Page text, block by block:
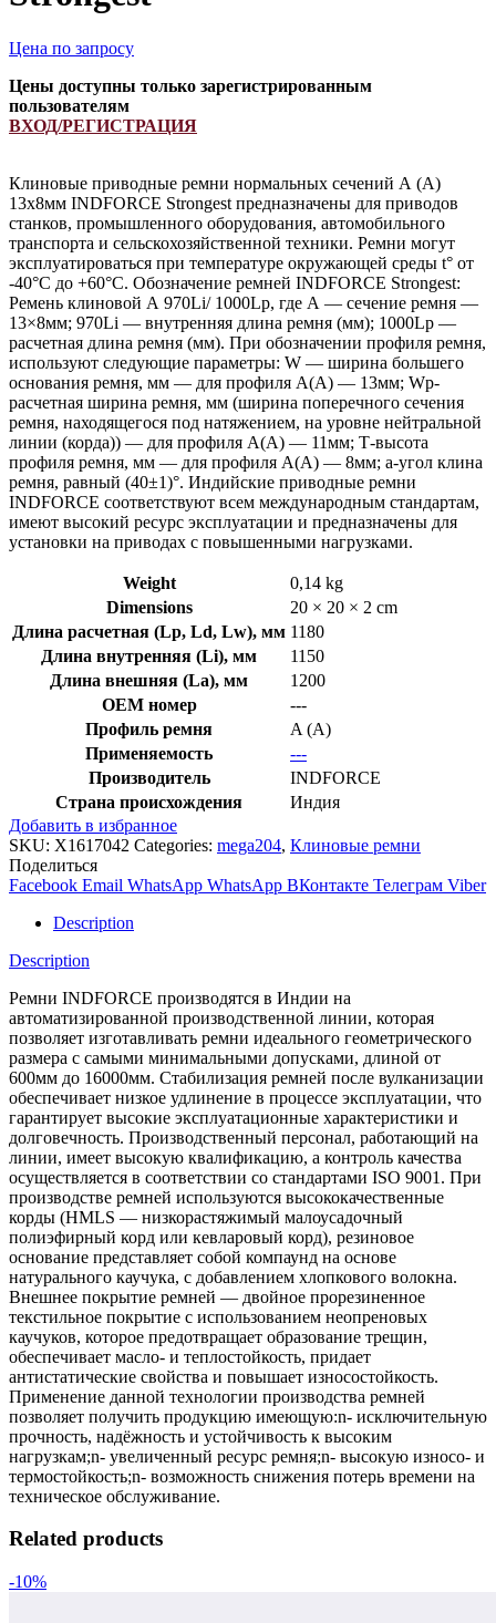
Цена по запросу
Цены доступны только зарегистрированным
пользователям
ВХОД/РЕГИСТРАЦИЯ
Клиновые приводные ремни нормальных сечений А (А)
13х8мм INDFORCE Strongest предназначены для приводов
станков, промышленного оборудования, автомобильного
транспорта и сельскохозяйственной техники. Ремни могут
эксплуатироваться при температуре окружающей среды t° от
-40°С до +60°С. Обозначение ремней INDFORCE Strongest:
Ремень клиновой А 970Li/ 1000Lp, где А — сечение ремня —
13×8мм; 970Li — внутренняя длина ремня (мм); 1000Lp —
расчетная длина ремня (мм). При обозначении профиля ремня,
используют следующие параметры: W — ширина большего
основания ремня, мм — для профиля А(А) — 13мм; Wp-
расчетная ширина ремня, мм (ширина поперечного сечения
ремня, находящегося под натяжением, на уровне нейтральной
линии (корда)) — для профиля А(А) — 11мм; Т-высота
профиля ремня, мм — для профиля А(А) — 8мм; a-угол клина
ремня, равный (40±1)°. Индийские приводные ремни
INDFORCE соответствуют всем международным стандартам,
имеют высокий ресурс эксплуатации и предназначены для
установки на приводах с повышенными нагрузками.
Weight
0,14 kg
Dimensions
20 × 20 × 2 cm
Длина расчетная (Lp, Ld, Lw), мм 1180
Длина внутренняя (Li), мм
1150
Длина внешняя (La), мм
1200
OEM номер
---
Профиль ремня
A (A)
Применяемость
---
Производитель
INDFORCE
Страна происхождения
Индия
Добавить в избранное
SKU: X1617042 Categories: mega204, Клиновые ремни
Поделиться
Facebook Email WhatsApp WhatsApp ВКонтакте Телеграм Viber
Description
Description
Ремни INDFORCE производятся в Индии на
автоматизированной производственной линии, которая
позволяет изготавливать ремни идеального геометрического
размера с самыми минимальными допусками, длиной от
600мм до 16000мм. Стабилизация ремней после вулканизации
обеспечивает низкое удлинение в процессе эксплуатации, что
гарантирует высокие эксплуатационные характеристики и
долговечность. Производственный персонал, работающий на
линии, имеет высокую квалификацию, а контроль качества
осуществляется в соответствии со стандартами ISO 9001. При
производстве ремней используются высококачественные
корды (HMLS — низкорастяжимый малоусадочный
полиэфирный корд или кевларовый корд), резиновое
основание представляет собой компаунд на основе
натурального каучука, с добавлением хлопкового волокна.
Внешнее покрытие ремней — двойное прорезиненное
текстильное покрытие с использованием неопреновых
каучуков, которое предотвращает образование трещин,
обеспечивает масло- и теплостойкость, придает
антистатические свойства и повышает износостойкость.
Применение данной технологии производства ремней
позволяет получить продукцию имеющую:n- исключительную
прочность, надёжность и устойчивость к высоким
нагрузкам;n- увеличенный ресурс ремня;n- высокую износо- и
термостойкость;n- возможность снижения потерь времени на
техническое обслуживание.
Related products
-10%